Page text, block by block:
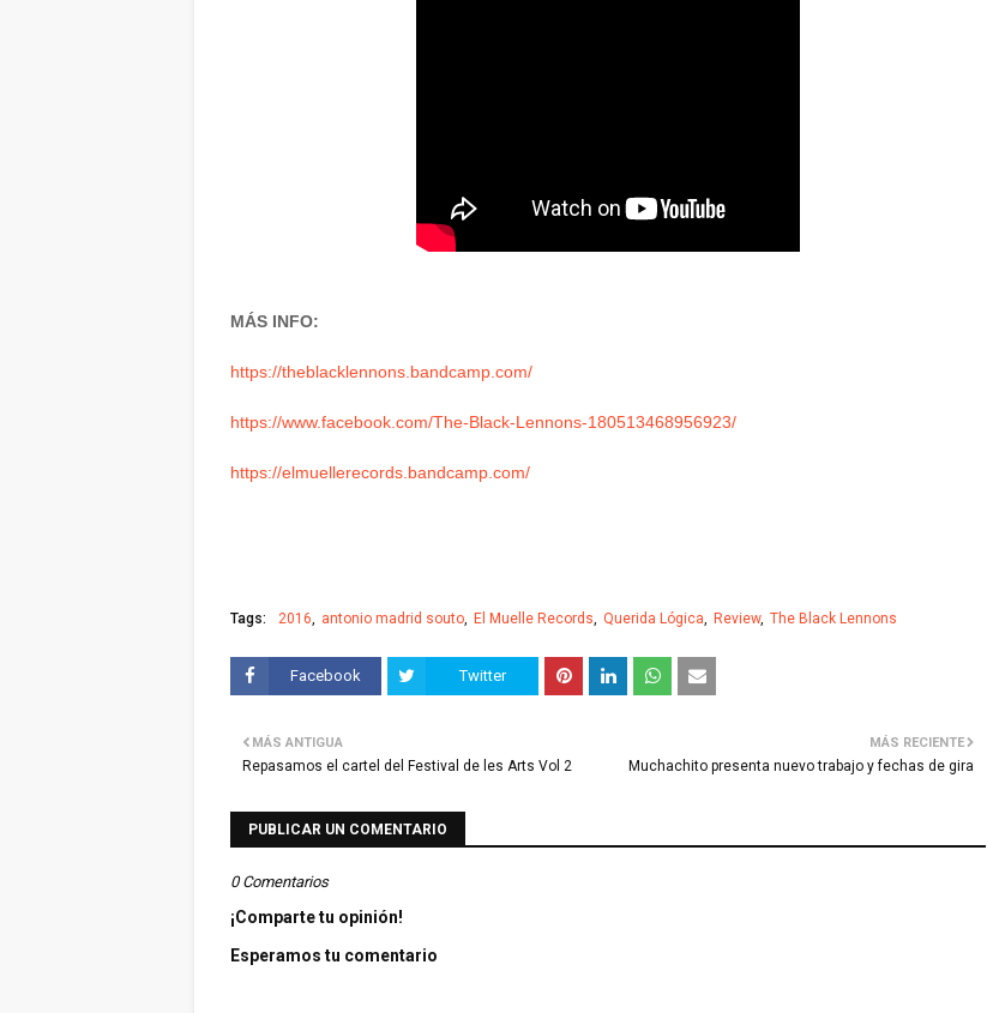
MÁS INFO:
https://theblacklennons.bandcamp.com/
https://www.facebook.com/The-Black-Lennons-180513468956923/
https://elmuellerecords.bandcamp.com/
Tags: 2016 antonio madrid souto El Muelle Records Querida Lógica Review The Black Lennons
Facebook Twitter
MÁS RECIENTE
Muchachito presenta nuevo trabajo y fechas de gira
MÁS ANTIGUA
Repasamos el cartel del Festival de les Arts Vol 2
PUBLICAR UN COMENTARIO
0 Comentarios
¡Comparte tu opinión!
Esperamos tu comentario